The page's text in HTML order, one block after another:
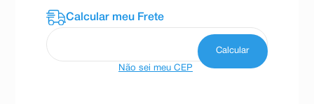
Não sei meu CEP